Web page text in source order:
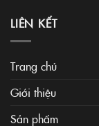
LIÊN KẾT
Trang chủ
Giới thiệu
Sản phẩm